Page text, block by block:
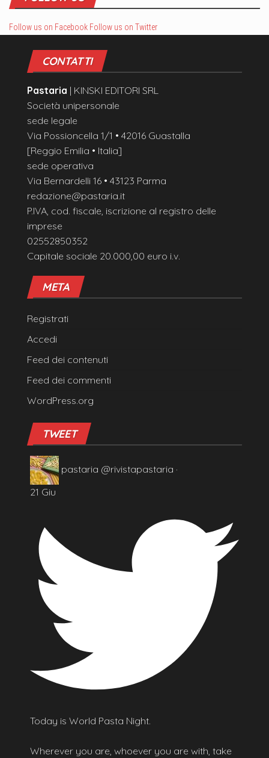
Follow us on Facebook Follow us on Twitter
CONTATTI
Pastaria | KINSKI EDITORI SRL
Società unipersonale
sede legale
Via Possioncella 1/1 • 42016 Guastalla
[Reggio Emilia • Italia]
sede operativa
Via Bernardelli 16 • 43123 Parma
redazione@pastaria.it
P.IVA, cod. fiscale, iscrizione al registro delle
imprese
02552850352
Capitale sociale 20.000,00 euro i.v.
META
Registrati
Accedi
Feed dei contenuti
Feed dei commenti
WordPress.org
TWEET
pastaria @rivistapastaria ·
21 Giu
Today is World Pasta Night.
Wherever you are, whoever you are with, take